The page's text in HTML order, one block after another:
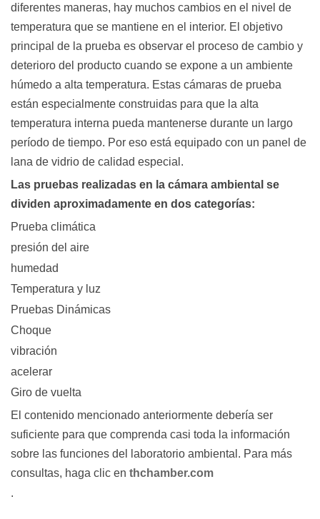
diferentes maneras, hay muchos cambios en el nivel de
temperatura que se mantiene en el interior. El objetivo
principal de la prueba es observar el proceso de cambio y
deterioro del producto cuando se expone a un ambiente
húmedo a alta temperatura. Estas cámaras de prueba
están especialmente construidas para que la alta
temperatura interna pueda mantenerse durante un largo
período de tiempo. Por eso está equipado con un panel de
lana de vidrio de calidad especial.
Las pruebas realizadas en la cámara ambiental se
dividen aproximadamente en dos categorías:
Prueba climática
presión del aire
humedad
Temperatura y luz
Pruebas Dinámicas
Choque
vibración
acelerar
Giro de vuelta
El contenido mencionado anteriormente debería ser
suficiente para que comprenda casi toda la información
sobre las funciones del laboratorio ambiental. Para más
consultas, haga clic en thchamber.com
.